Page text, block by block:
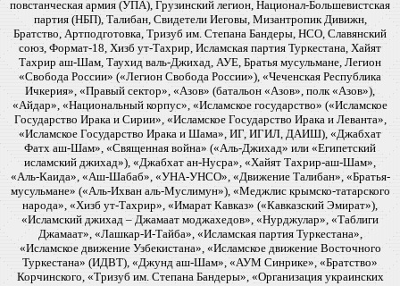
повстанческая армия (УПА), Грузинский легион, Национал-Большевистская
партия (НБП), Талибан, Свидетели Иеговы, Мизантропик Дивижн,
Братство, Артподготовка, Тризуб им. Степана Бандеры, НСО, Славянский
союз, Формат-18, Хизб ут-Тахрир, Исламская партия Туркестана, Хайят
Тахрир аш-Шам, Таухид валь-Джихад, АУЕ, Братья мусульмане, Легион
«Свобода России» («Легион Свобода России»), «Чеченская Республика
Ичкерия», «Правый сектор», «Азов» (батальон «Азов», полк «Азов»),
«Айдар», «Национальный корпус», «Исламское государство» («Исламское
Государство Ирака и Сирии», «Исламское Государство Ирака и Леванта»,
«Исламское Государство Ирака и Шама», ИГ, ИГИЛ, ДАИШ), «Джабхат
Фатх аш-Шам», «Священная война» («Аль-Джихад» или «Египетский
исламский джихад»), «Джабхат ан-Нусра», «Хайят Тахрир-аш-Шам»,
«Аль-Каида», «Аш-Шабаб», «УНА-УНСО», «Движение Талибан», «Братья-
мусульмане» («Аль-Ихван аль-Муслимун»), «Меджлис крымско-татарского
народа», «Хизб ут-Тахрир», «Имарат Кавказ» («Кавказский Эмират»),
«Исламский джихад – Джамаат моджахедов», «Нурджулар», «Таблиги
Джамаат», «Лашкар-И-Тайба», «Исламская партия Туркестана»,
«Исламское движение Узбекистана», «Исламское движение Восточного
Туркестана» (ИДВТ), «Джунд аш-Шам», «АУМ Синрике», «Братство»
Корчинского, «Тризуб им. Степана Бандеры», «Организация украинских